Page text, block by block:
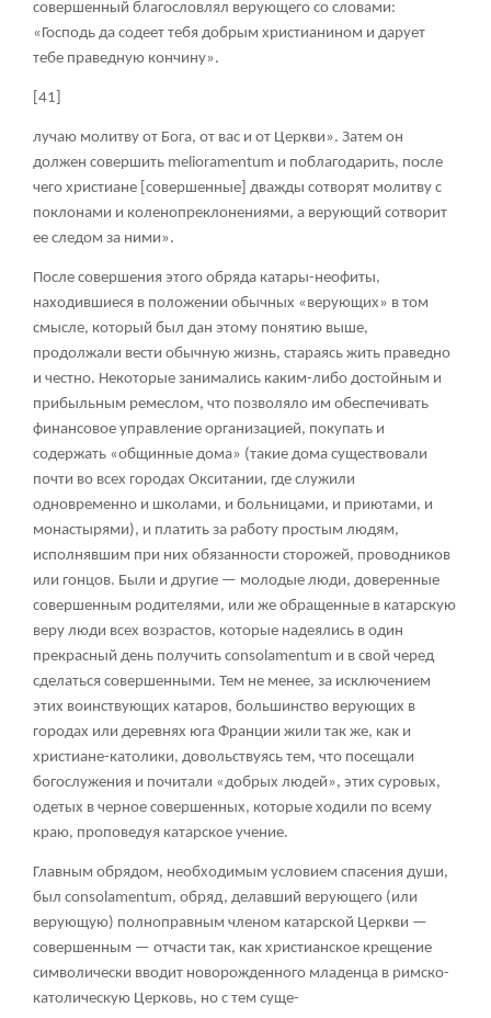
совершенный благословлял верующего со словами:
«Господь да содеет тебя добрым христианином и дарует
тебе праведную кончину».
[41]
лучаю молитву от Бога, от вас и от Церкви». Затем он
должен совершить melioramentum и поблагодарить, после
чего христиане [совершенные] дважды сотворят молитву с
поклонами и коленопреклонениями, а верующий сотворит
ее следом за ними».
После совершения этого обряда катары-неофиты,
находившиеся в положении обычных «верующих» в том
смысле, который был дан этому понятию выше,
продолжали вести обычную жизнь, стараясь жить праведно
и честно. Некоторые занимались каким-либо достойным и
прибыльным ремеслом, что позволяло им обеспечивать
финансовое управление организацией, покупать и
содержать «общинные дома» (такие дома существовали
почти во всех городах Окситании, где служили
одновременно и школами, и больницами, и приютами, и
монастырями), и платить за работу простым людям,
исполнявшим при них обязанности сторожей, проводников
или гонцов. Были и другие — молодые люди, доверенные
совершенным родителями, или же обращенные в катарскую
веру люди всех возрастов, которые надеялись в один
прекрасный день получить consolamentum и в свой черед
сделаться совершенными. Тем не менее, за исключением
этих воинствующих катаров, большинство верующих в
городах или деревнях юга Франции жили так же, как и
христиане-католики, довольствуясь тем, что посещали
богослужения и почитали «добрых людей», этих суровых,
одетых в черное совершенных, которые ходили по всему
краю, проповедуя катарское учение.
Главным обрядом, необходимым условием спасения души,
был consolamentum, обряд, делавший верующего (или
верующую) полноправным членом катарской Церкви —
совершенным — отчасти так, как христианское крещение
символически вводит новорожденного младенца в римско-
католическую Церковь, но с тем суще-